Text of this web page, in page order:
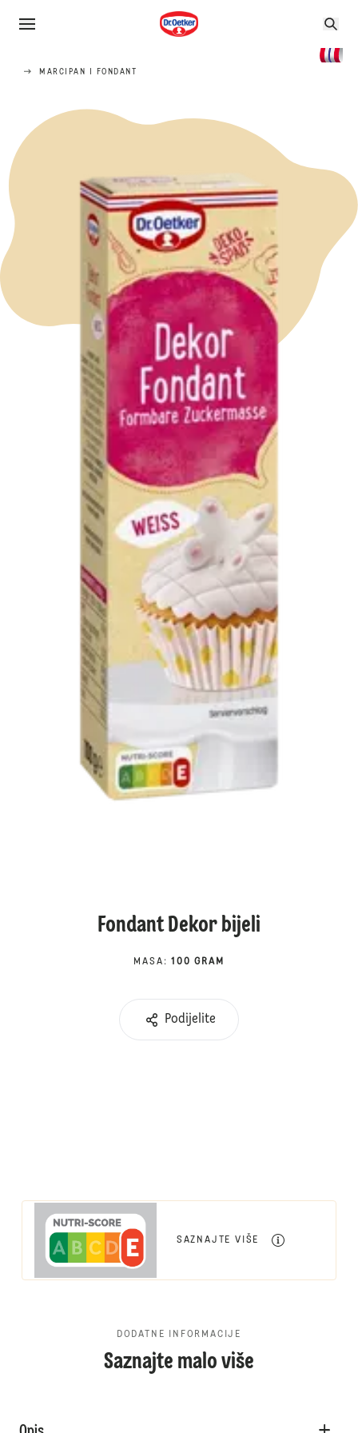
MARCIPAN I FONDANT
Fondant Dekor bijeli
MASA : 100 GRAM
Podijelite
SAZNAJTE VIŠE
DODATNE INFORMACIJE
Saznajte malo više